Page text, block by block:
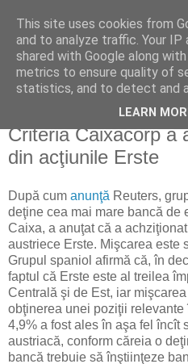
Reflecţii
blog de reflecţii, informaţii şi
luni, 2 martie 2009
Criteria Caixacorp a
din acţiunile Erste
După cum anunţă Reuters,
deţine cea mai mare bancă de
Caixa, a anuţat că a
austriece Erste. Mişcarea este
Grupul spaniol afirmă că, în
faptul că Erste este al treilea
Centrală şi de Est, iar
obţinerea unei poziţii
4,9% a fost ales în aşa fel încît
austriacă, conform căreia o
bancă trebuie să înştiinţeze
This site uses cookies from
and to analyze traffic. Your IP
shared with Google along
metrics to ensure quality of
statistics, and to detect and
LEARN